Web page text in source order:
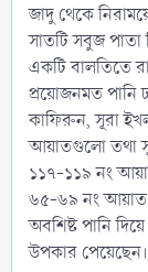
জাদু থেকে
সাতটি সবুজ
একটি বালতিতে
প্রয়োজনমত পানি
কাফিরুন, সূরা
আয়াতগুলো তথা
১১৭-১১৯ নং
৬৫-৬৯ নং আয়াত
অবশিষ্ট পানি
উপকার পেয়েছেন।